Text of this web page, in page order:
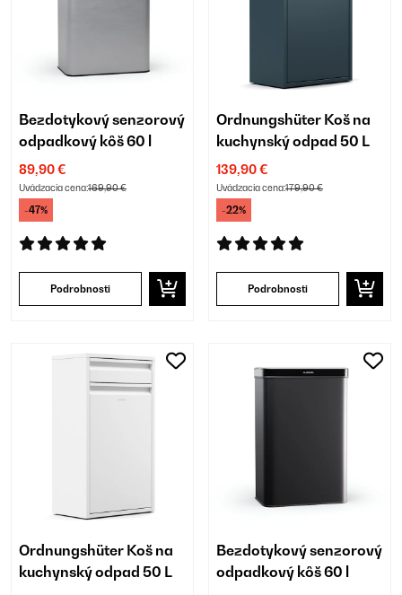
Bezdotykový senzorový
odpadkový kôš 60 l
89,90 €
Uvádzacia cena:169,90 €
-47%
Podrobnosti
Ordnungshüter Koš na
kuchynský odpad 50 L
139,90 €
Uvádzacia cena:179,90 €
-22%
Podrobnosti
Ordnungshüter Koš na
kuchynský odpad 50 L
Bezdotykový senzorový
odpadkový kôš 60 l